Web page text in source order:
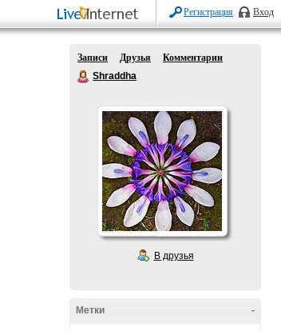
Регистрация Вход
Записи Друзья
Комментарии
Shraddha
В друзья
-
Метки